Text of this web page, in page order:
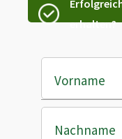
erhalten?
Vorname
Nachname